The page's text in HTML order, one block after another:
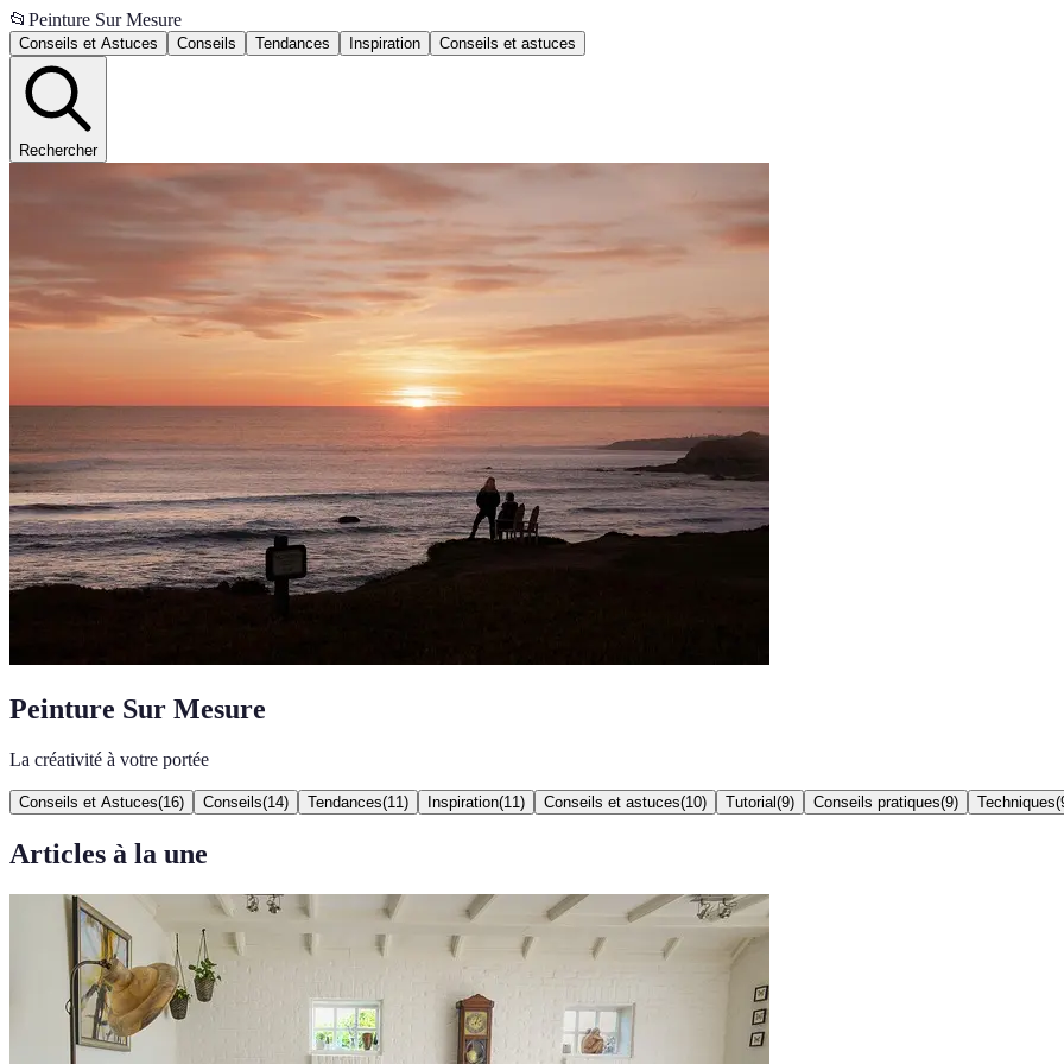
📂 Peinture Sur Mesure
Conseils et Astuces Conseils Tendances Inspiration Conseils et astuces
Rechercher
Peinture Sur Mesure
La créativité à votre portée
Conseils et Astuces(16) Conseils(14) Tendances(11 ) Inspiration(11 ) Conseils et astuces(10) Tutorial (9) Conseils pratiques(9) Techniques(
Articles à la une